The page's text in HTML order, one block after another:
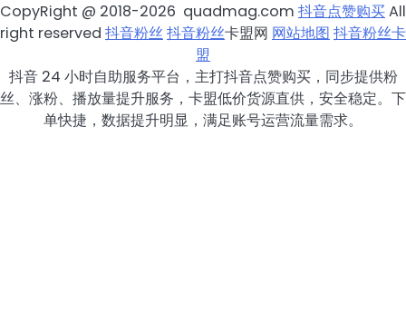
CopyRight @ 2018-2026 quadmag.com 抖音点赞购买All
right reserved 抖音粉丝抖音粉丝卡盟网 网站地图 抖音粉丝卡
盟
抖音 24 小时自助服务平台，主打抖音点赞购买，同步提供粉
丝、涨粉、播放量提升服务，卡盟低价货源直供，安全稳定。下
单快捷，数据提升明显，满足账号运营流量需求。